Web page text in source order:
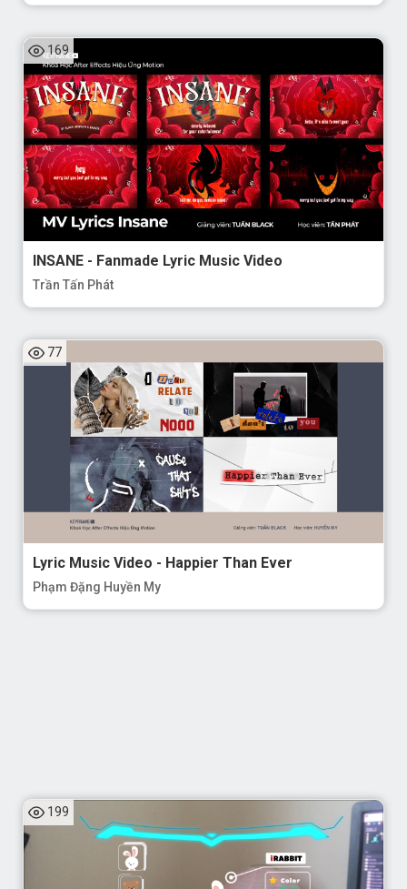
169
INSANE - Fanmade Lyric Music Video
Trần Tấn Phát
77
Lyric Music Video - Happier Than Ever
Phạm Đặng Huyền My
199